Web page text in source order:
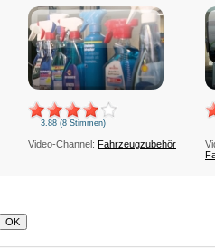
3.88 (8 Stimmen)
Video-Channel: Fahrzeugzubehör